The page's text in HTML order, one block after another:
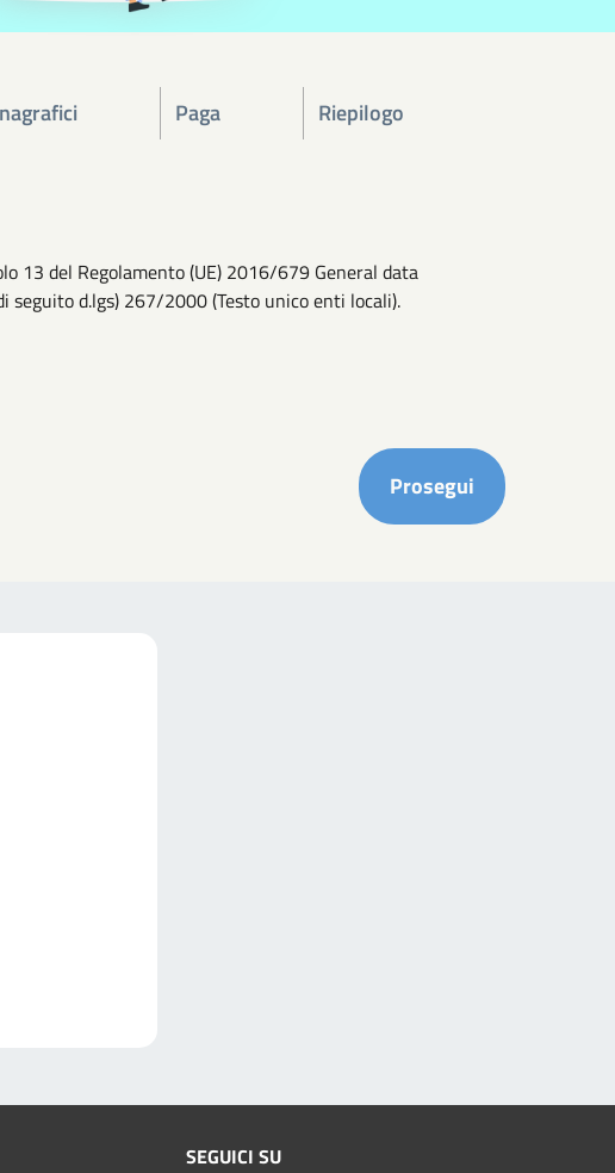
Paga Riepilogo
13 del Regolamento (UE) 2016/679 General data
seguito d.lgs) 267/2000 (Testo unico enti locali).
Prosegui
SEGUICI SU